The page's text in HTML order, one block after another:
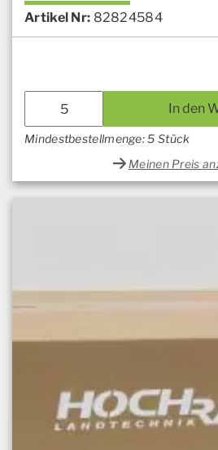
Artikel Nr: 82824584
In den
Mindestbestellmenge: 5 Stück
Meinen Preis